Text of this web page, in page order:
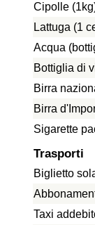
Cipolle
Lattuga (1
Acqua
Bottiglia di
Birra
Birra
Sigarette
Trasporti
Biglietto
Taxi